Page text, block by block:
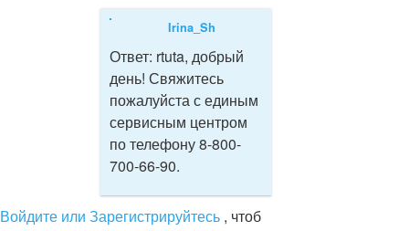
Irina_Sh
Ответ: rtuta, добрый
день! Свяжитесь
пожалуйста с единым
сервисным центром
по телефону 8-800-
700-66-90.
Войдите или Зарегистрируйтесь , чтоб